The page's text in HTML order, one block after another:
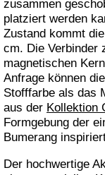
zusammen
platziert werden
Zustand kommt
cm. Die Verbinder
magnetischen
Anfrage können
Stofffarbe als das
aus der Kollektion
Formgebung der
Bumerang
Der hochwertige